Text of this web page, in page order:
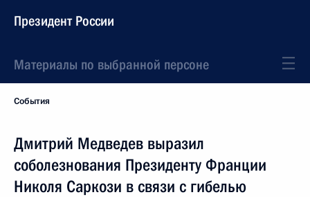
Президент России
Материалы по выбранной персоне
События
Дмитрий Медведев выразил
соболезнования Президенту Франции
Николя Саркози в связи с гибелью